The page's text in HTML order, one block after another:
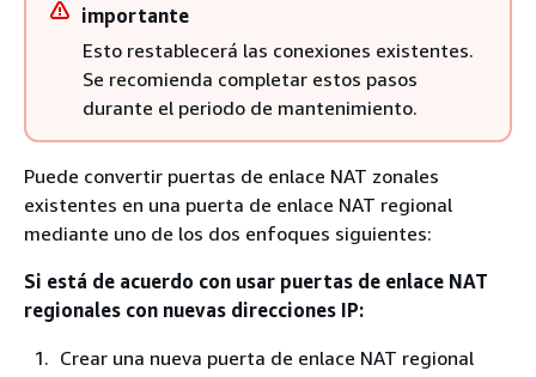
importante
Esto restablecerá las conexiones existentes.
Se recomienda completar estos pasos
durante el periodo de mantenimiento.
Puede convertir puertas de enlace NAT zonales
existentes en una puerta de enlace NAT regional
mediante uno de los dos enfoques siguientes:
Si está de acuerdo con usar puertas de enlace NAT
regionales con nuevas direcciones IP:
Crear una nueva puerta de enlace NAT regional